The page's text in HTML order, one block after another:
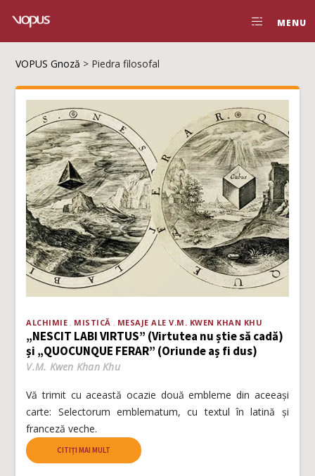
MENU
VOPUS Gnoză > Piedra filosofal
ALCHIMIE MISTICĂ MESAJE ALE V.M. KWEN KHAN KHU
„NESCIT LABI VIRTUS” (Virtutea nu știe să cadă)
și „QUOCUNQUE FERAR” (Oriunde aș fi dus)
V.M. Kwen Khan Khu
Vă trimit cu această ocazie două embleme din aceeași
carte: Selectorum emblematum, cu textul în latină și
franceză veche.
CITIȚI MAI MULT